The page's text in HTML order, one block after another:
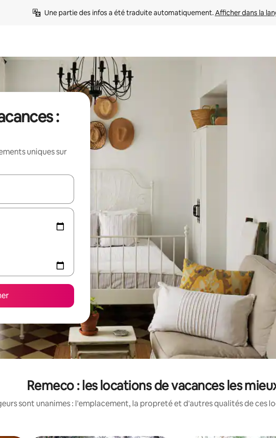
Une partie des infos a été traduite automatiquement. Afficher dans la
:
uniques sur
parcourez-les en utilisant les flèches vers le haut et vers le bas, ou en appuyant
Remeco : les locations de vacances les
sont unanimes : l'emplacement, la propreté et d'autres qualités de ces